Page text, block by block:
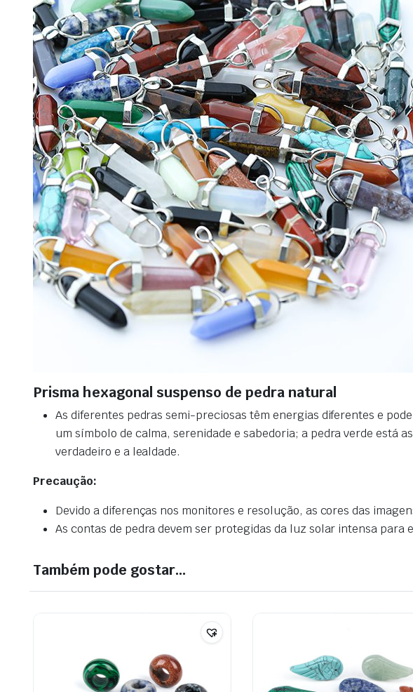
Prisma hexagonal suspenso de pedra natural
As diferentes pedras semi-preciosas têm energias diferentes e
um símbolo de calma, serenidade e sabedoria; a pedra verde está
verdadeiro e a lealdade.
Precaução:
Devido a diferenças nos monitores e resolução, as cores das
As contas de pedra devem ser protegidas da luz solar intensa para
Também pode gostar…